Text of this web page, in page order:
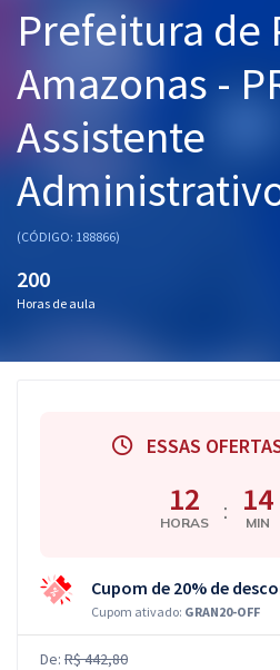
Graduação
OAB
Mentorias
Conteúdo gratuito
Atendimento
Prefeitura de
Amazonas -
Assistente
(CÓDIGO: 188866)
200
Horas de aula
ESSAS
12
HORAS : 14
MIN
Cupom de 20% de
Cupom ativado: GRAN20-OFF
De: R$ 442,80